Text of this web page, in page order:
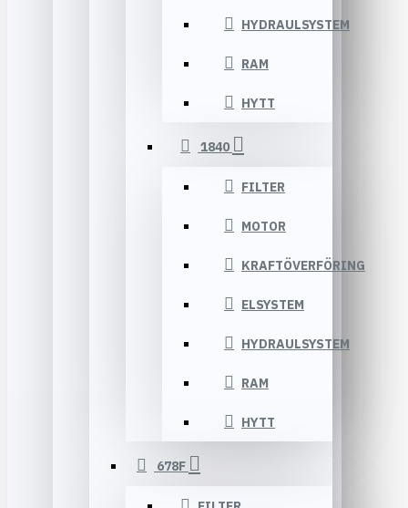
HYDRAULSYSTEM
RAM
HYTT
1840
FILTER
MOTOR
KRAFTÖVERFÖRING
ELSYSTEM
HYDRAULSYSTEM
RAM
HYTT
678F